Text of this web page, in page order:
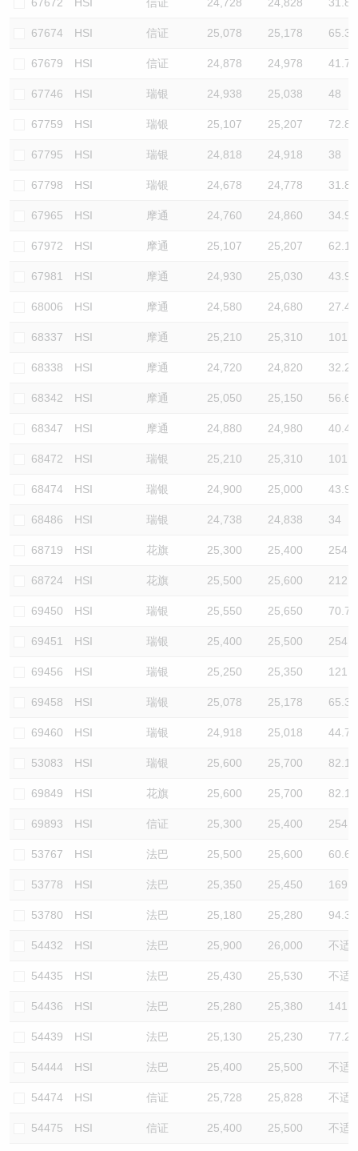
67674 HSI 信证 25,078 25,178 65.3
67679 HSI 信证 24,878 24,978 41.7
67746 HSI 瑞银 24,938 25,038 48
67759 HSI 瑞银 25,107 25,207 72.8
67795 HSI 瑞银 24,818 24,918 38
67798 HSI 瑞银 24,678 24,778 31.8
67965 HSI 摩通 24,760 24,860 34.9
67972 HSI 摩通 25,107 25,207 62.1
67981 HSI 摩通 24,930 25,030 43.9
68006 HSI 摩通 24,580 24,680 27.4
68337 HSI 摩通 25,210 25,310 101.9
68338 HSI 摩通 24,720 24,820 32.2
68342 HSI 摩通 25,050 25,150 56.6
68347 HSI 摩通 24,880 24,980 40.4
68472 HSI 瑞银 25,210 25,310 101.9
68474 HSI 瑞银 24,900 25,000 43.9
68486 HSI 瑞银 24,738 24,838 34
68719 HSI 花旗 25,300 25,400 254.6
68724 HSI 花旗 25,500 25,600 212.2
69450 HSI 瑞银 25,550 25,650 70.7
69451 HSI 瑞银 25,400 25,500 254.6
69456 HSI 瑞银 25,250 25,350 121.3
69458 HSI 瑞银 25,078 25,178 65.3
69460 HSI 瑞银 24,918 25,018 44.7
53083 HSI 瑞银 25,600 25,700 82.1
69849 HSI 花旗 25,600 25,700 82.1
69893 HSI 信证 25,300 25,400 254.6
53767 HSI 法巴 25,500 25,600 60.6
53778 HSI 法巴 25,350 25,450 169.8
53780 HSI 法巴 25,180 25,280 94.3
54432 HSI 法巴 25,900 26,000 不适
54435 HSI 法巴 25,430 25,530 不适
54436 HSI 法巴 25,280 25,380 141.5
54439 HSI 法巴 25,130 25,230 77.2
54444 HSI 法巴 25,400 25,500 不适
54474 HSI 信证 25,728 25,828 不适
54475 HSI 信证 25,400 25,500 不适